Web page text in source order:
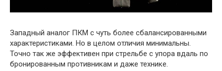
Западный аналог ПКМ с чуть более сбалансированными
характеристиками. Но в целом отличия минимальны.
Точно так же эффективен при стрельбе с упора вдаль по
бронированным противникам и даже технике.